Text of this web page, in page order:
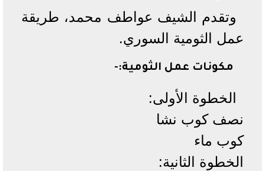
وتقدم الشيف عواطف محمد، طريقة
عمل الثومية السوري.
مكونات عمل الثومية:-
الخطوة الأولى:
نصف كوب نشا
كوب ماء
الخطوة الثانية: